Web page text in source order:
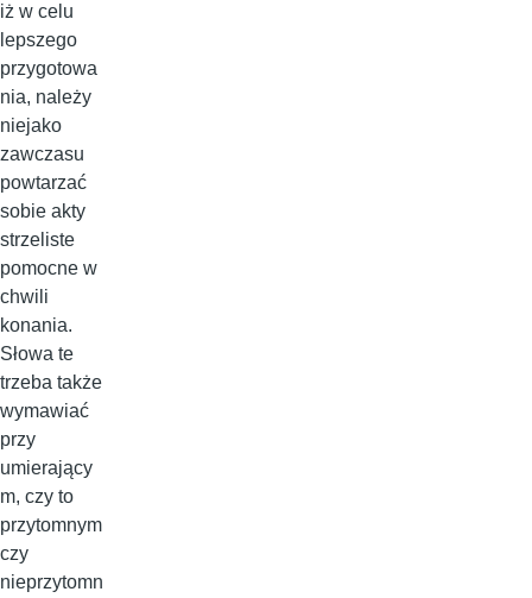
iż w celu
lepszego
przygotowa
nia, należy
niejako
zawczasu
powtarzać
sobie akty
strzeliste
pomocne w
chwili
konania.
Słowa te
trzeba także
wymawiać
przy
umierający
m, czy to
przytomnym
czy
nieprzytomn